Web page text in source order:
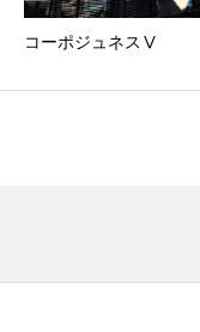
コーポジュネスⅤ